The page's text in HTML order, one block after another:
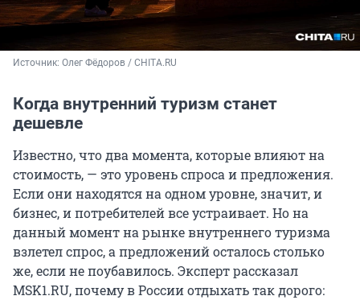
Источник: Олег Фёдоров / CHITA.RU
Когда внутренний туризм станет
дешевле
Известно, что два момента, которые влияют на
стоимость, — это уровень спроса и предложения.
Если они находятся на одном уровне, значит, и
бизнес, и потребителей все устраивает. Но на
данный момент на рынке внутреннего туризма
взлетел спрос, а предложений осталось столько
же, если не поубавилось. Эксперт рассказал
MSK1.RU, почему в России отдыхать так дорого: